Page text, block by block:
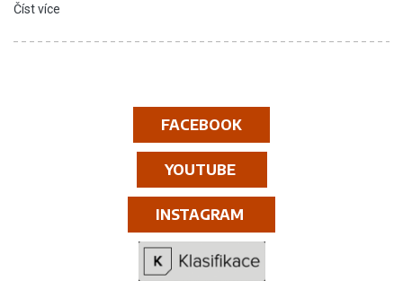
FACEBOOK
YOUTUBE
INSTAGRAM
Číst více